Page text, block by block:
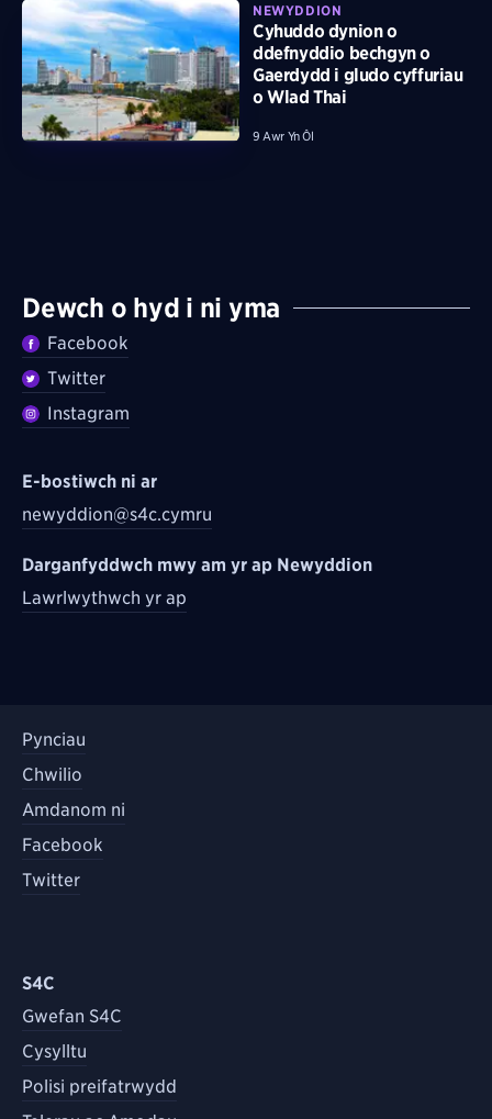
NEWYDDION
Cyhuddo dynion o
ddefnyddio bechgyn o
Gaerdydd i gludo cyffuriau
o Wlad Thai
9 Awr Yn Ôl
Dewch o hyd i ni yma
Facebook
Twitter
Instagram
E-bostiwch ni ar
newyddion@s4c.cymru
Darganfyddwch mwy am yr ap Newyddion
Lawrlwythwch yr ap
Pynciau
Chwilio
Amdanom ni
Facebook
Twitter
S4C
Gwefan S4C
Cysylltu
Polisi preifatrwydd